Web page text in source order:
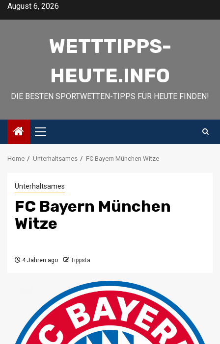
August 6, 2026
WETTTIPPS-
HEUTE.INFO
DIE BESTEN SPORTWETTEN-TIPPS FÜR HEUTE FINDEN!
Home Unterhaltsames FC Bayern München Witze
Unterhaltsames
FC Bayern München
Witze
4 Jahren ago Tippsta